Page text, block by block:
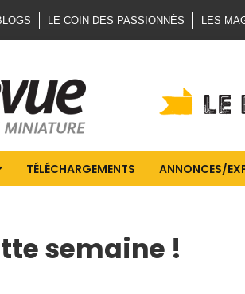
LE COIN DES PASSIONNÉS LES
TÉLÉCHARGEMENTS ANNONCES/
semaine !